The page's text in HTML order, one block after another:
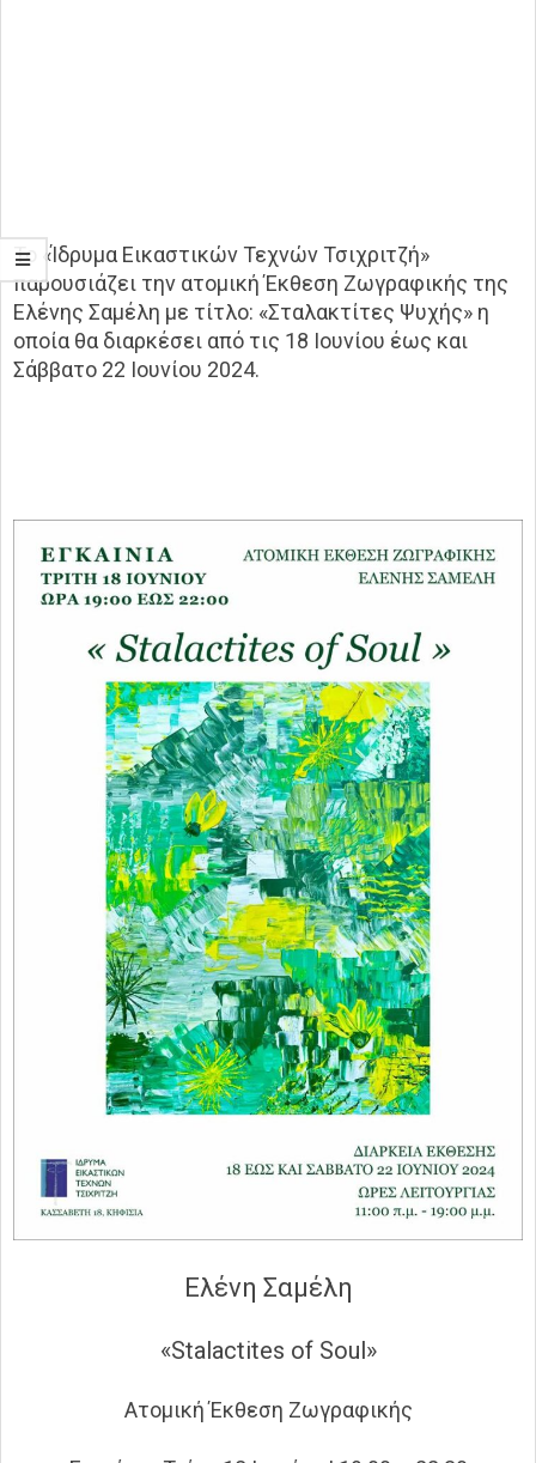
Το «Ίδρυμα Εικαστικών Τεχνών Τσιχριτζή»
παρουσιάζει την ατομική Έκθεση Ζωγραφικής της
Ελένης Σαμέλη με τίτλο: «Σταλακτίτες Ψυχής» η
οποία θα διαρκέσει από τις 18 Ιουνίου έως και
Σάββατο 22 Ιουνίου 2024.
Ελένη Σαμέλη
«Stalactites of Soul»
Ατομική Έκθεση Ζωγραφικής